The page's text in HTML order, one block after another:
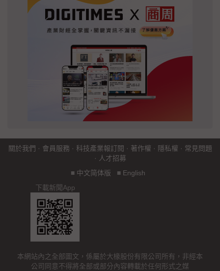
關於我們 · 會員服務 · 科技產業報訂閱 · 著作權 · 隱私權 · 常見問題
· 人才招募
■ 中文简体版 ■ English
下載新聞App
本網站內之全部圖文，係屬於大椽股份有限公司所有，非經本
公司同意不得將全部或部分內容轉載於任何形式之媒